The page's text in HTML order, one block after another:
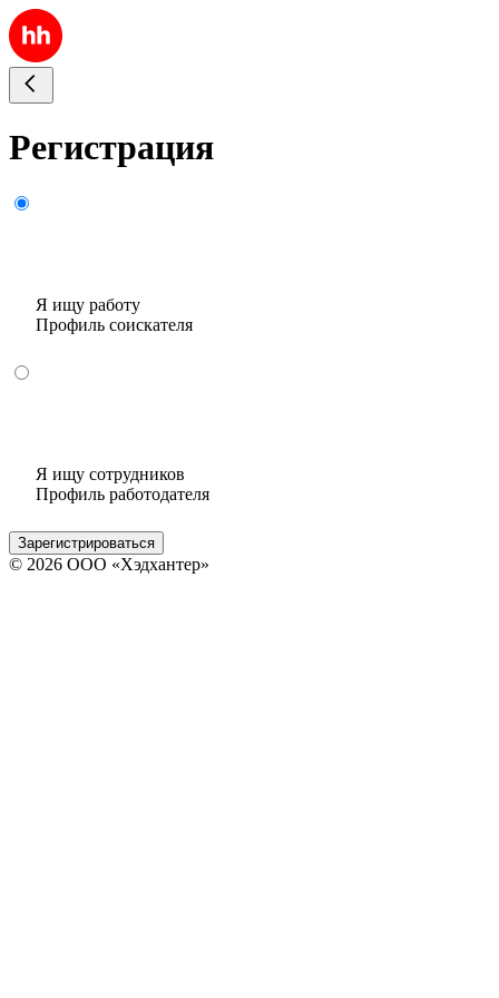
Регистрация
Я ищу работу
Профиль соискателя
Я ищу сотрудников
Профиль работодателя
Зарегистрироваться
© 2026 ООО «Хэдхантер»